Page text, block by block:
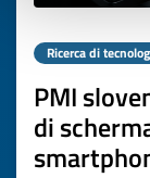
Ricerca di
PMI
di